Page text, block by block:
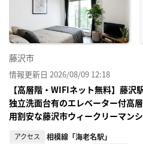
藤沢市
情報更新日 2026/08/09 12:18
【高層階・WIFIネット無料】藤沢
独立洗面台有のエレベーター付高
用割安な藤沢市ウィークリーマンシ
アクセス 相模線「海老名駅」